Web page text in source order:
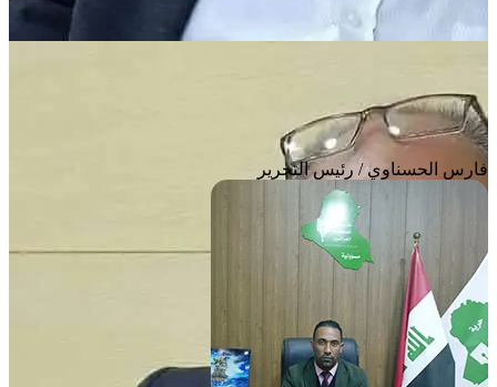
فارس الحسناوي / رئيس التحرير